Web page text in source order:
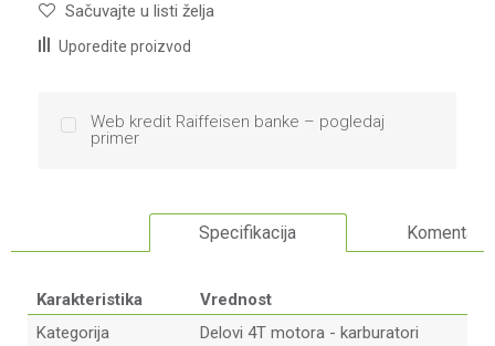
Sačuvajte u listi želja
Uporedite proizvod
Web kredit Raiffeisen banke – pogledaj
primer
Specifikacija Komentari
Karakteristika
Vrednost
Kategorija
Delovi 4T motora - karburatori